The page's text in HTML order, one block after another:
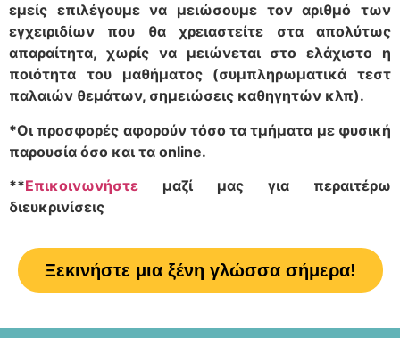
εμείς επιλέγουμε να μειώσουμε τον αριθμό των
εγχειριδίων που θα χρειαστείτε στα απολύτως
απαραίτητα, χωρίς να μειώνεται στο ελάχιστο η
ποιότητα του μαθήματος (συμπληρωματικά τεστ
παλαιών θεμάτων, σημειώσεις καθηγητών κλπ).
*Οι προσφορές αφορούν τόσο τα τμήματα με φυσική
παρουσία όσο και τα online.
**Επικοινωνήστε μαζί μας για περαιτέρω
διευκρινίσεις
Ξεκινήστε μια ξένη γλώσσα σήμερα!